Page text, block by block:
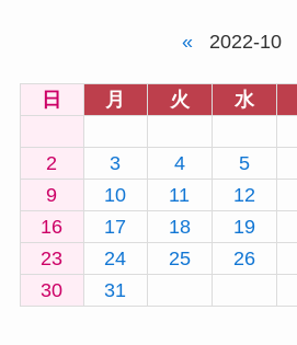
« 2022-10
日 月 火 水
2
3 4 5
9
10 11 12
16
17 18 19
23
24 25 26
30
31